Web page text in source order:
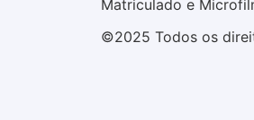
Matriculado e
©2025 Todos os